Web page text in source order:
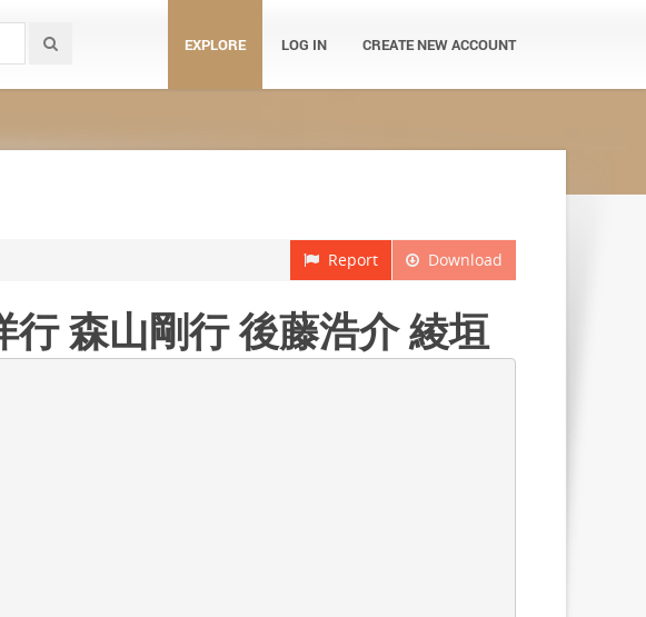
EXPLORE LOG IN CREATE NEW ACCOUNT
Download
Report
森山剛行 後藤浩介 綾垣